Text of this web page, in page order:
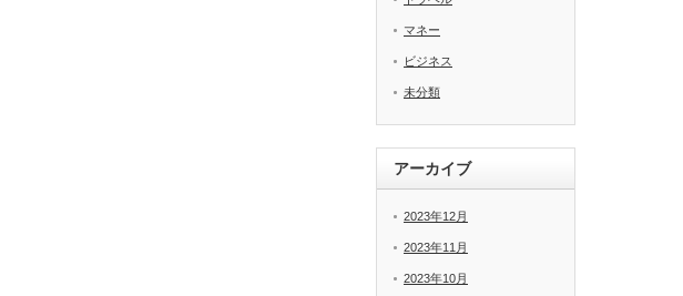
マネー
ビジネス
未分類
アーカイブ
2023年12月
2023年11月
2023年10月